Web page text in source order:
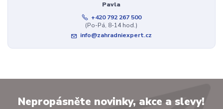
Pavla
+420 792 267 500
(Po-Pá, 8-14 hod.)
info@zahradniexpert.cz
Nepropásněte novinky, akce a slevy!